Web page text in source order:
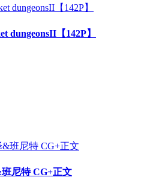
dungeonsII【142P】
尼特 CG+正文